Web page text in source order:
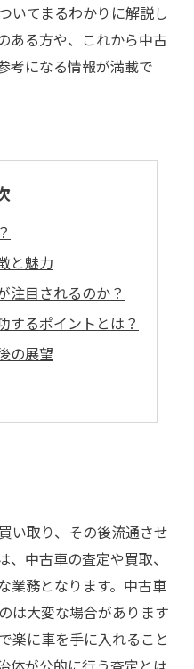
いてまるわかりに解説し
ある方や、これから中古
考になる情報が満載で
と魅力
注目されるのか？
するポイントとは？
の展望
い取り、その後流通させ
、中古車の査定や買取、
業務となります。中古車
は大変な場合があります
楽に車を手に入れること